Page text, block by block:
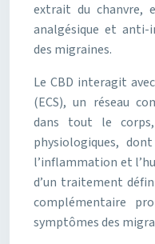
extrait du chanvre,
analgésique et
des migraines.
Le CBD interagit
(ECS), un réseau
dans tout le
physiologiques,
l’inflammation et
d’un traitement
complémentaire
symptômes des